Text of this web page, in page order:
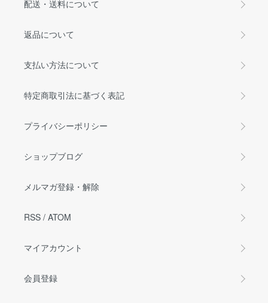
配送・送料について
返品について
支払い方法について
特定商取引法に基づく表記
プライバシーポリシー
ショップブログ
メルマガ登録・解除
RSS / ATOM
マイアカウント
会員登録